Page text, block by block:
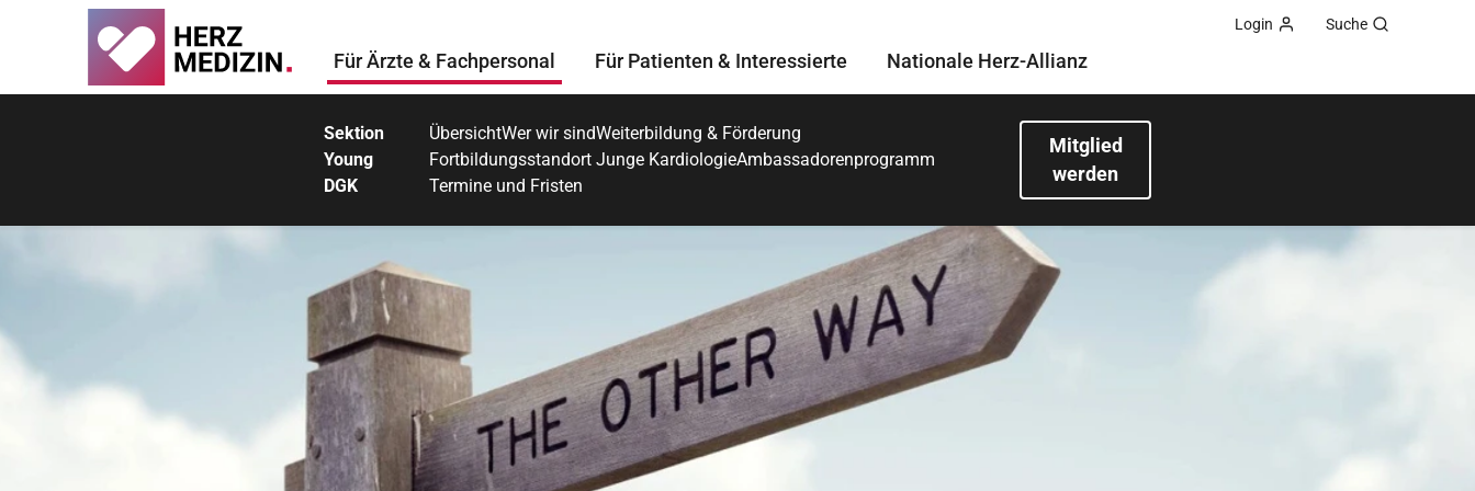
Für Ärzte & Fachpersonal Für Patienten & Interessierte Nationale Herz-Allianz
Login Suche
Sektion
Young
DGK
ÜbersichtWer wir sindWeiterbildung & Förderung
Fortbildungsstandort Junge KardiologieAmbassadorenprogramm
Termine und Fristen
Mitglied
werden